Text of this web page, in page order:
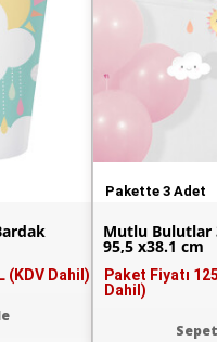
(KDV Dahil)
Pakette 3 Adet
Mutlu Bulutlar
95,5 x38.1 cm
Paket Fiyatı
Dahil)